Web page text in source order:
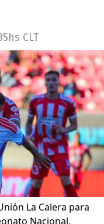
CLT
La Calera para
Nacional.